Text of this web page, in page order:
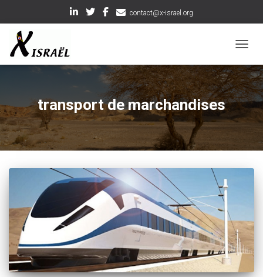
contact@x-israel.org
transport de marchandises